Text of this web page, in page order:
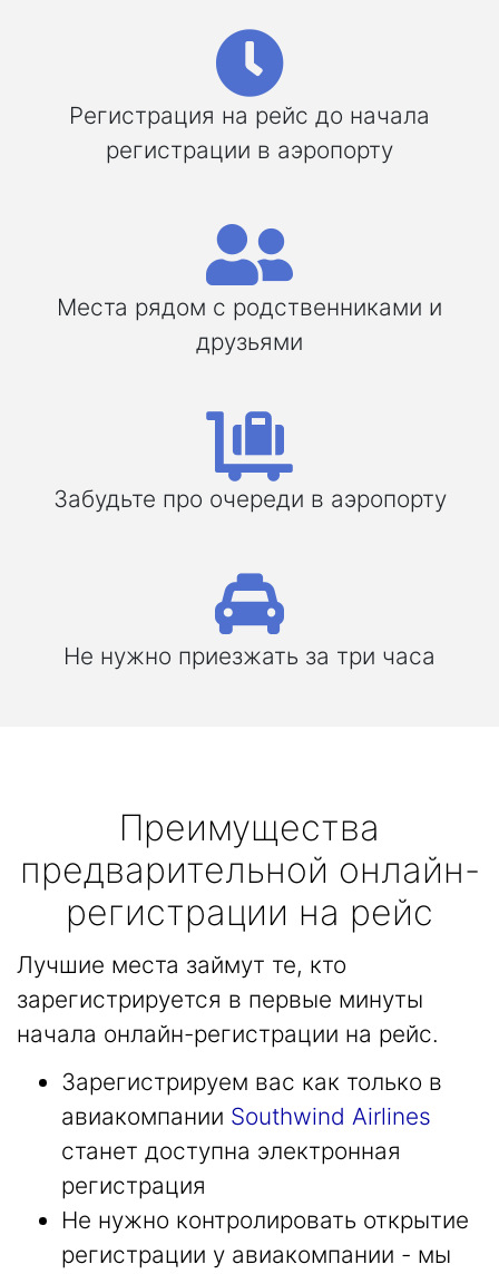
Регистрация на рейс до начала
регистрации в аэропорту
Места рядом с родственниками и
друзьями
Забудьте про очереди в аэропорту
Не нужно приезжать за три часа
Преимущества
предварительной онлайн-
регистрации на рейс
Лучшие места займут те, кто
зарегистрируется в первые минуты
начала онлайн-регистрации на рейс.
Зарегистрируем вас как только в
авиакомпании Southwind Airlines
станет доступна электронная
регистрация
Не нужно контролировать открытие
регистрации у авиакомпании - мы